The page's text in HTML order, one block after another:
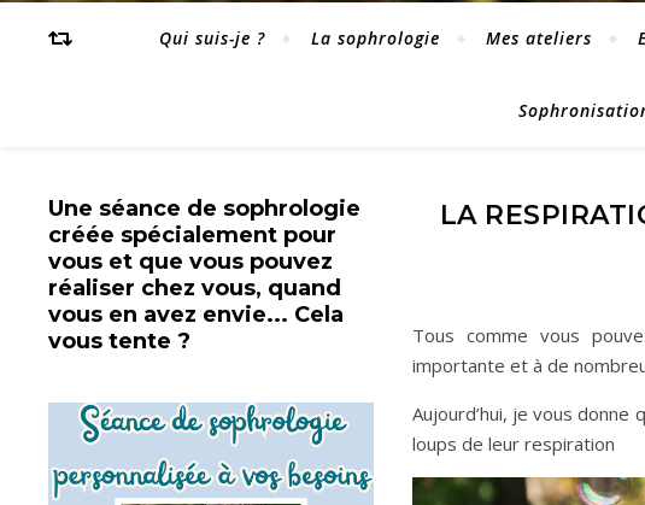
Qui suis-je ? La sophrologie Mes ateliers
Une séance de sophrologie
créée spécialement pour
vous et que vous pouvez
réaliser chez vous, quand
vous en avez envie... Cela
vous tente ?
LA
Tous comme vous
importante et à de
Aujourd’hui, je vous
loups de leur respiration